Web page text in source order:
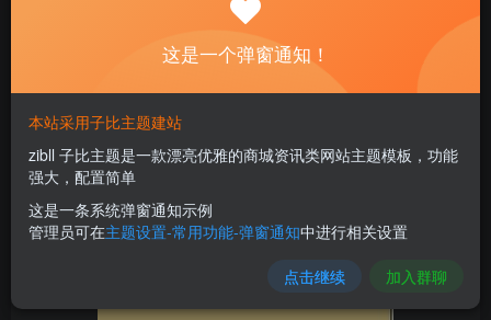
这是一个弹窗通知！
本站采用子比主题建站
zibll 子比主题是一款漂亮优雅的商城资讯类网站主题模板，功能
强大，配置简单
这是一条系统弹窗通知示例
管理员可在主题设置-常用功能-弹窗通知中进行相关设置
点击继续 加入群聊